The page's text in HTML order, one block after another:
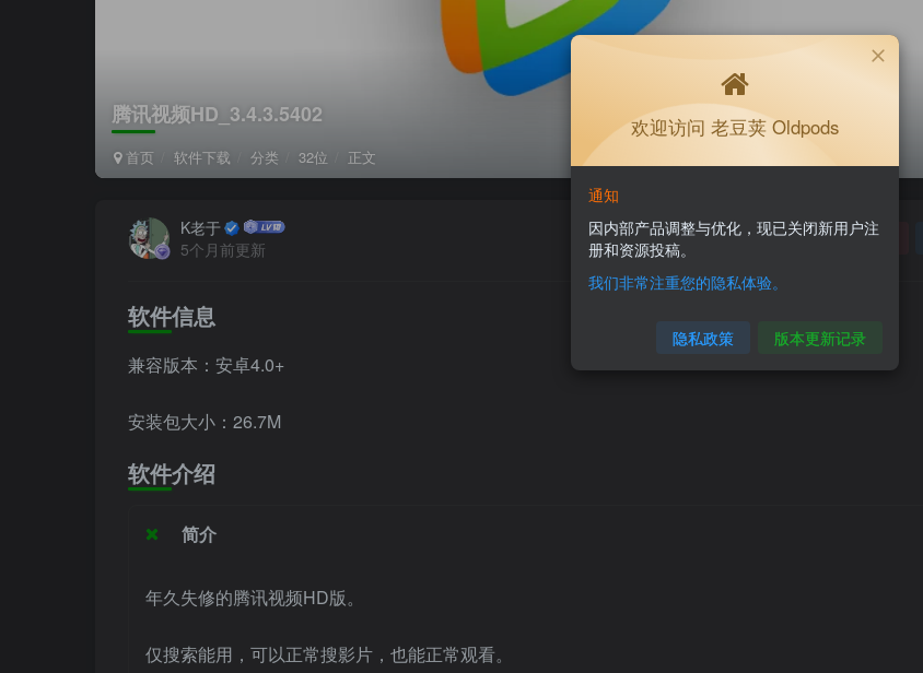
腾讯视频HD_3.4.3.5402
首页 软件下载 分类 32位 正文
K老于
5个月前更新
关注
软件信息
兼容版本：安卓4.0+
安装包大小：26.7M
软件介绍
简介
年久失修的腾讯视频HD版。
仅搜索能用，可以正常搜影片，也能正常观看。
欢迎访问 老豆荚 Oldpods
通知
因内部产品调整与优化，现已关闭新用户注
册和资源投稿。
我们非常注重您的隐私体验。
隐私政策 版本更新记录